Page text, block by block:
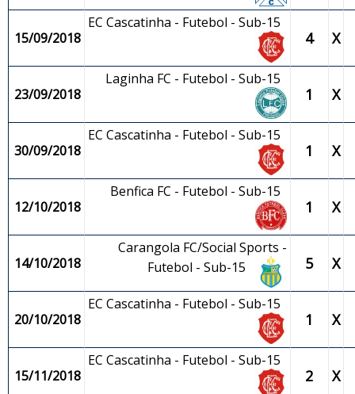
15/09/2018
EC Cascatinha - Futebol - Sub-15
4 X
23/09/2018
Laginha FC - Futebol - Sub-15
1 X
30/09/2018
EC Cascatinha - Futebol - Sub-15
1 X
12/10/2018
Benfica FC - Futebol - Sub-15
1 X
14/10/2018
Carangola FC/Social Sports -
Futebol - Sub-15
5 X
20/10/2018
EC Cascatinha - Futebol - Sub-15
1 X
15/11/2018
EC Cascatinha - Futebol - Sub-15
2 X